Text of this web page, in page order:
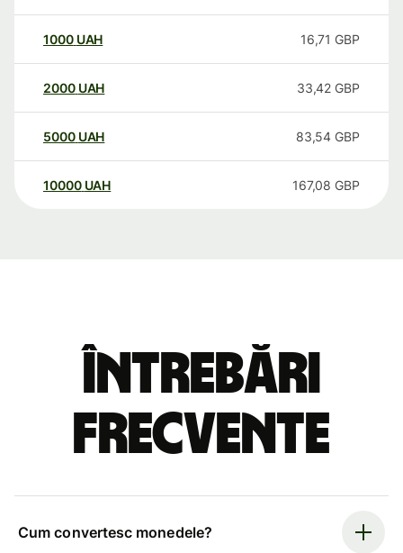
1000 UAH 16,71 GBP
2000 UAH 33,42 GBP
5000 UAH 83,54 GBP
10000 UAH 167,08 GBP
Întrebări
frecvente
Cum convertesc monedele?